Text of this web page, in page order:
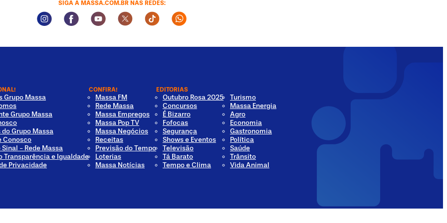
SIGA A MASSA.COM.BR NAS REDES:
Instagram Social Media
Facebook Social Media
Youtube Social Media
Twitter Social Media
Tiktok Social Media
Whatsapp Social Media
Grupo Massa
Grupo Massa
Grupo Massa
Conosco
Sinal - Rede Massa
Transparência e Igualdade
Privacidade
CONFIRA!
Massa FM
Rede Massa
Massa Empregos
Massa Pop TV
Massa Negócios
Receitas
Previsão do Tempo
Loterias
Massa Notícias
EDITORIAS
Outubro Rosa 2025
Concursos
É Bizarro
Fofocas
Segurança
Shows e Eventos
Televisão
Tá Barato
Tempo e Clima
Turismo
Massa Energia
Agro
Economia
Gastronomia
Política
Saúde
Trânsito
Vida Animal